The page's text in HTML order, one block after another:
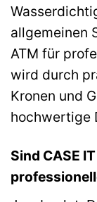
allgemeinen
ATM für
wird durch
Kronen und
hochwertige
Sind CASE